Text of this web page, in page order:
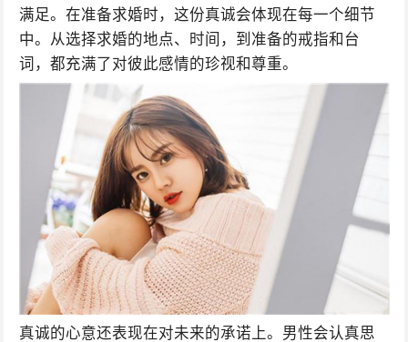
满足。在准备求婚时，这份真诚会体现在每一个细节
中。从选择求婚的地点、时间，到准备的戒指和台
词，都充满了对彼此感情的珍视和尊重。
真诚的心意还表现在对未来的承诺上。男性会认真思